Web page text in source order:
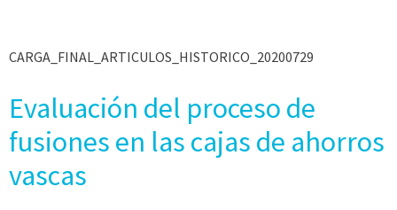
CARGA_FINAL_ARTICULOS_HISTORICO_20200729
Evaluación del proceso de
fusiones en las cajas de ahorros
vascas